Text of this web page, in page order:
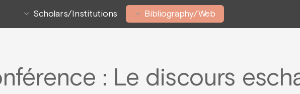
Scholars/Institutions Bibliography/Web
: Le discours